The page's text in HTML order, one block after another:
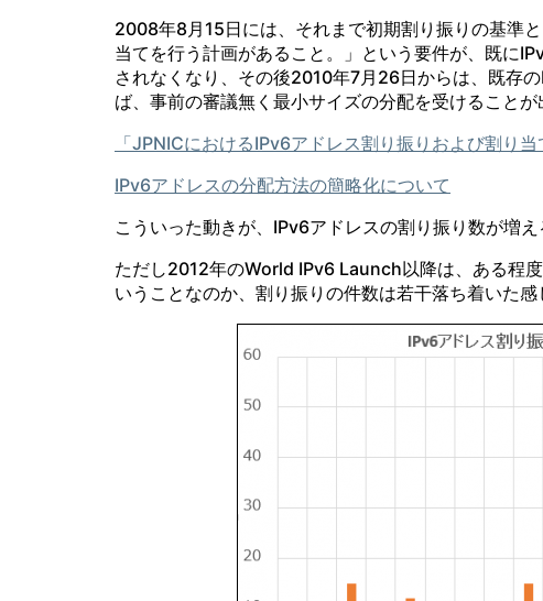
2008年8月15日には、それまで初期割り振りの基準
当てを行う計画があること。」という要件が、既に
されなくなり、その後2010年7月26日からは、既存
ば、事前の審議無く最小サイズの分配を受けることが
「JPNICにおけるIPv6アドレス割り振りおよび割り
IPv6アドレスの分配方法の簡略化について
こういった動きが、IPv6アドレスの割り振り数が増え
ただし2012年のWorld IPv6 Launch以降は、ある程
いうことなのか、割り振りの件数は若干落ち着いた感